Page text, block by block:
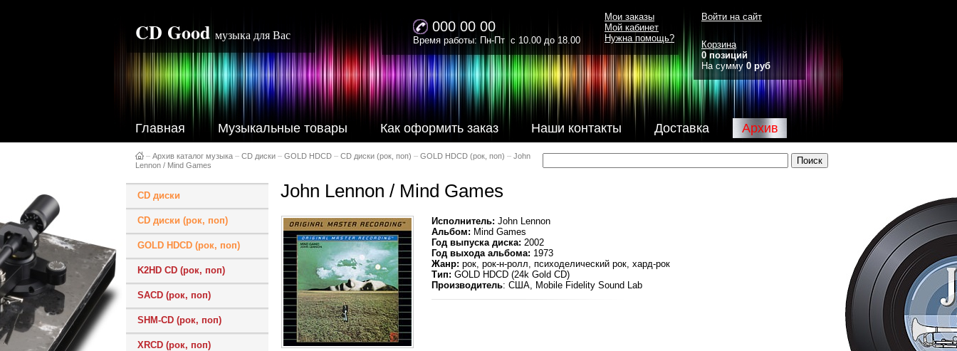
CD Good музыка для Вас
000 00 00
Время работы: Пн-Пт с 10.00 до 18.00
Главная Музыкальные товары Как оформить заказ Наши контакты Доставка Архив
Мои заказы
Мой кабинет
Нужна помощь?
Войти на сайт
Корзина
0 позиций
На сумму 0 руб
– Архив каталог музыка – CD диски – GOLD HDCD – CD диски (рок, поп) – GOLD HDCD (рок, поп) – John
Lennon / Mind Games
CD диски
CD диски (рок, поп)
GOLD HDCD (рок, поп)
K2HD CD (рок, поп)
SACD (рок, поп)
SHM-CD (рок, поп)
XRCD (рок, поп)
John Lennon / Mind Games
Исполнитель: John Lennon
Альбом: Mind Games
Год выпуска диска: 2002
Год выхода альбома: 1973
Жанр: рок, рок-н-ролл, психоделический рок, хард-рок
Тип: GOLD HDCD (24k Gold CD)
Производитель: США, Mobile Fidelity Sound Lab